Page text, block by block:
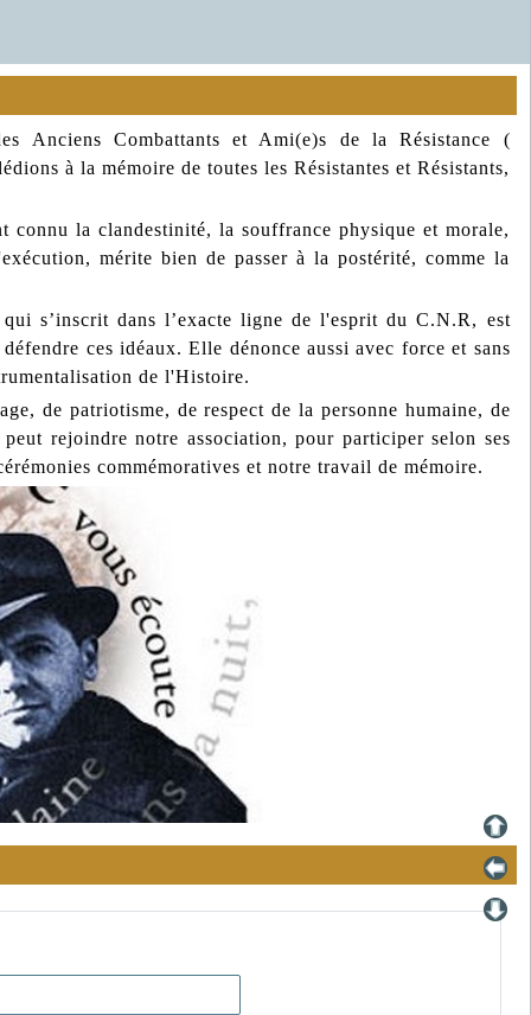
Anciens Combattants et Ami(e)s de la Résistance (
à la mémoire de toutes les Résistantes et Résistants,
la clandestinité, la souffrance physique et morale,
mérite bien de passer à la postérité, comme la
s’inscrit dans l’exacte ligne de l'esprit du C.N.R, est
ces idéaux. Elle dénonce aussi avec force et sans
de l'Histoire.
de patriotisme, de respect de la personne humaine, de
rejoindre notre association, pour participer selon ses
commémoratives et notre travail de mémoire.